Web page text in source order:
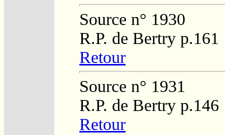
Source n° 1930
R.P. de Bertry p.161
Retour
Source n° 1931
R.P. de Bertry p.146
Retour